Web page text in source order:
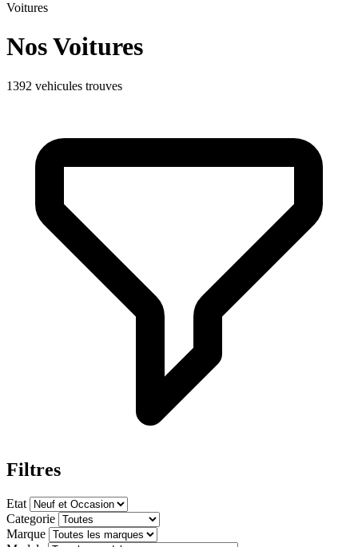
Voitures
Nos Voitures
1392 vehicules trouves
Filtres
Etat
Categorie
Marque